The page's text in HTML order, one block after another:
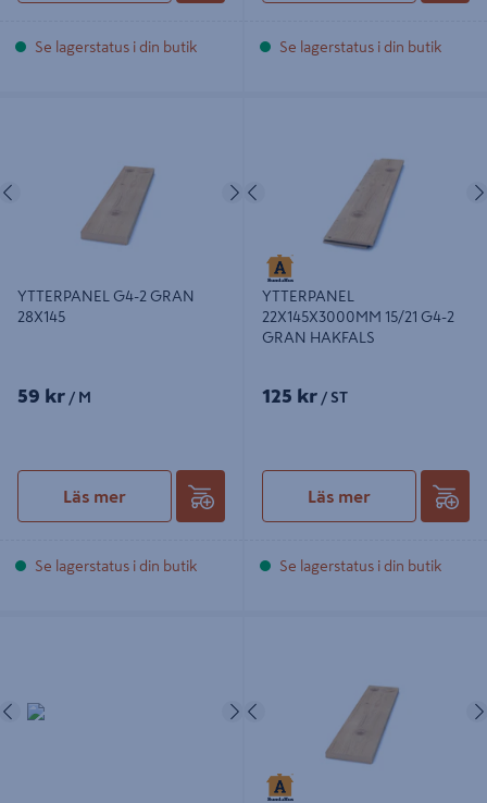
Se lagerstatus i din butik Se lagerstatus i din butik
Nästa
YTTERPANEL G4-2 GRAN
28X145
59 kr / M
Läs mer
Se lagerstatus i din butik
YTTERPANEL
22X145X3000MM 15/21 G4-2
GRAN HAKFALS
125 kr / ST
Läs mer
Se lagerstatus i din butik
Föregående Nästa